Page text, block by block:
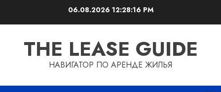
06.08.2026 12:28:16 PM
THE LEASE GUIDE
НАВИГАТОР ПО АРЕНДЕ ЖИЛЬЯ